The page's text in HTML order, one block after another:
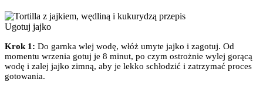
Ugotuj jajko
Krok 1: Do garnka wlej wodę, włóż umyte jajko i zagotuj. Od
momentu wrzenia gotuj je 8 minut, po czym ostrożnie wylej gorącą
wodę i zalej jajko zimną, aby je lekko schłodzić i zatrzymać proces
gotowania.